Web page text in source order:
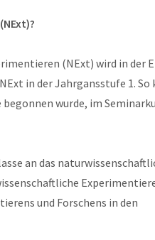
(NExt) wird in der
in der Jahrgansstufe 1. So
wurde, im
an das
und Forschens in den